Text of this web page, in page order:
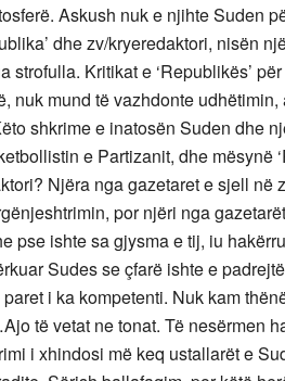
Askush nuk e njihte Suden
dhe zv/kryeredaktori, nisën
strofulla. Kritikat e ‘Republikës’
nuk mund të vazhdonte
shkrime e inatosën Suden dhe
e Partizanit, dhe mësynë
Njëra nga gazetaret e sjell
por njëri nga
pse ishte sa gjysma e tij, iu
Sudes se çfarë ishte e
i ka kompetenti. Nuk kam
të vetat ne tonat. Të nesërmen
i xhindosi më keq ustallarët e